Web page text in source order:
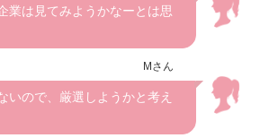
業は見てみようかなーとは思
Mさん
いので、厳選しようかと考え